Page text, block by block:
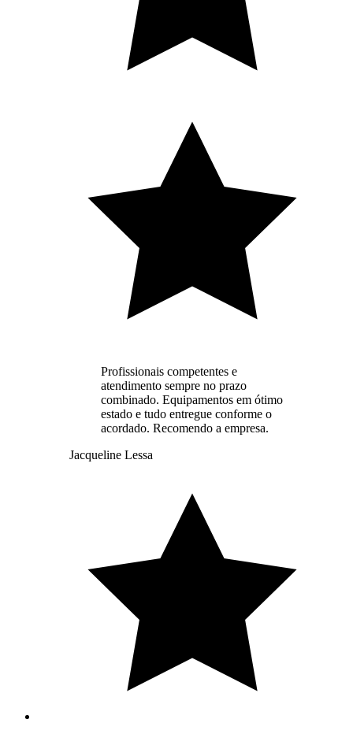
Profissionais competentes e
atendimento sempre no prazo
combinado. Equipamentos em ótimo
estado e tudo entregue conforme o
acordado. Recomendo a empresa.
Jacqueline Lessa